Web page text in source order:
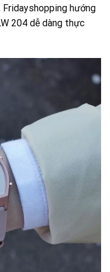
hướng
204 dễ dàng thực